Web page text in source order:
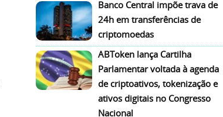
Banco Central impõe trava de
24h em transferências de
criptomoedas
ABToken lança Cartilha
Parlamentar voltada à agenda
de criptoativos, tokenização e
ativos digitais no Congresso
Nacional